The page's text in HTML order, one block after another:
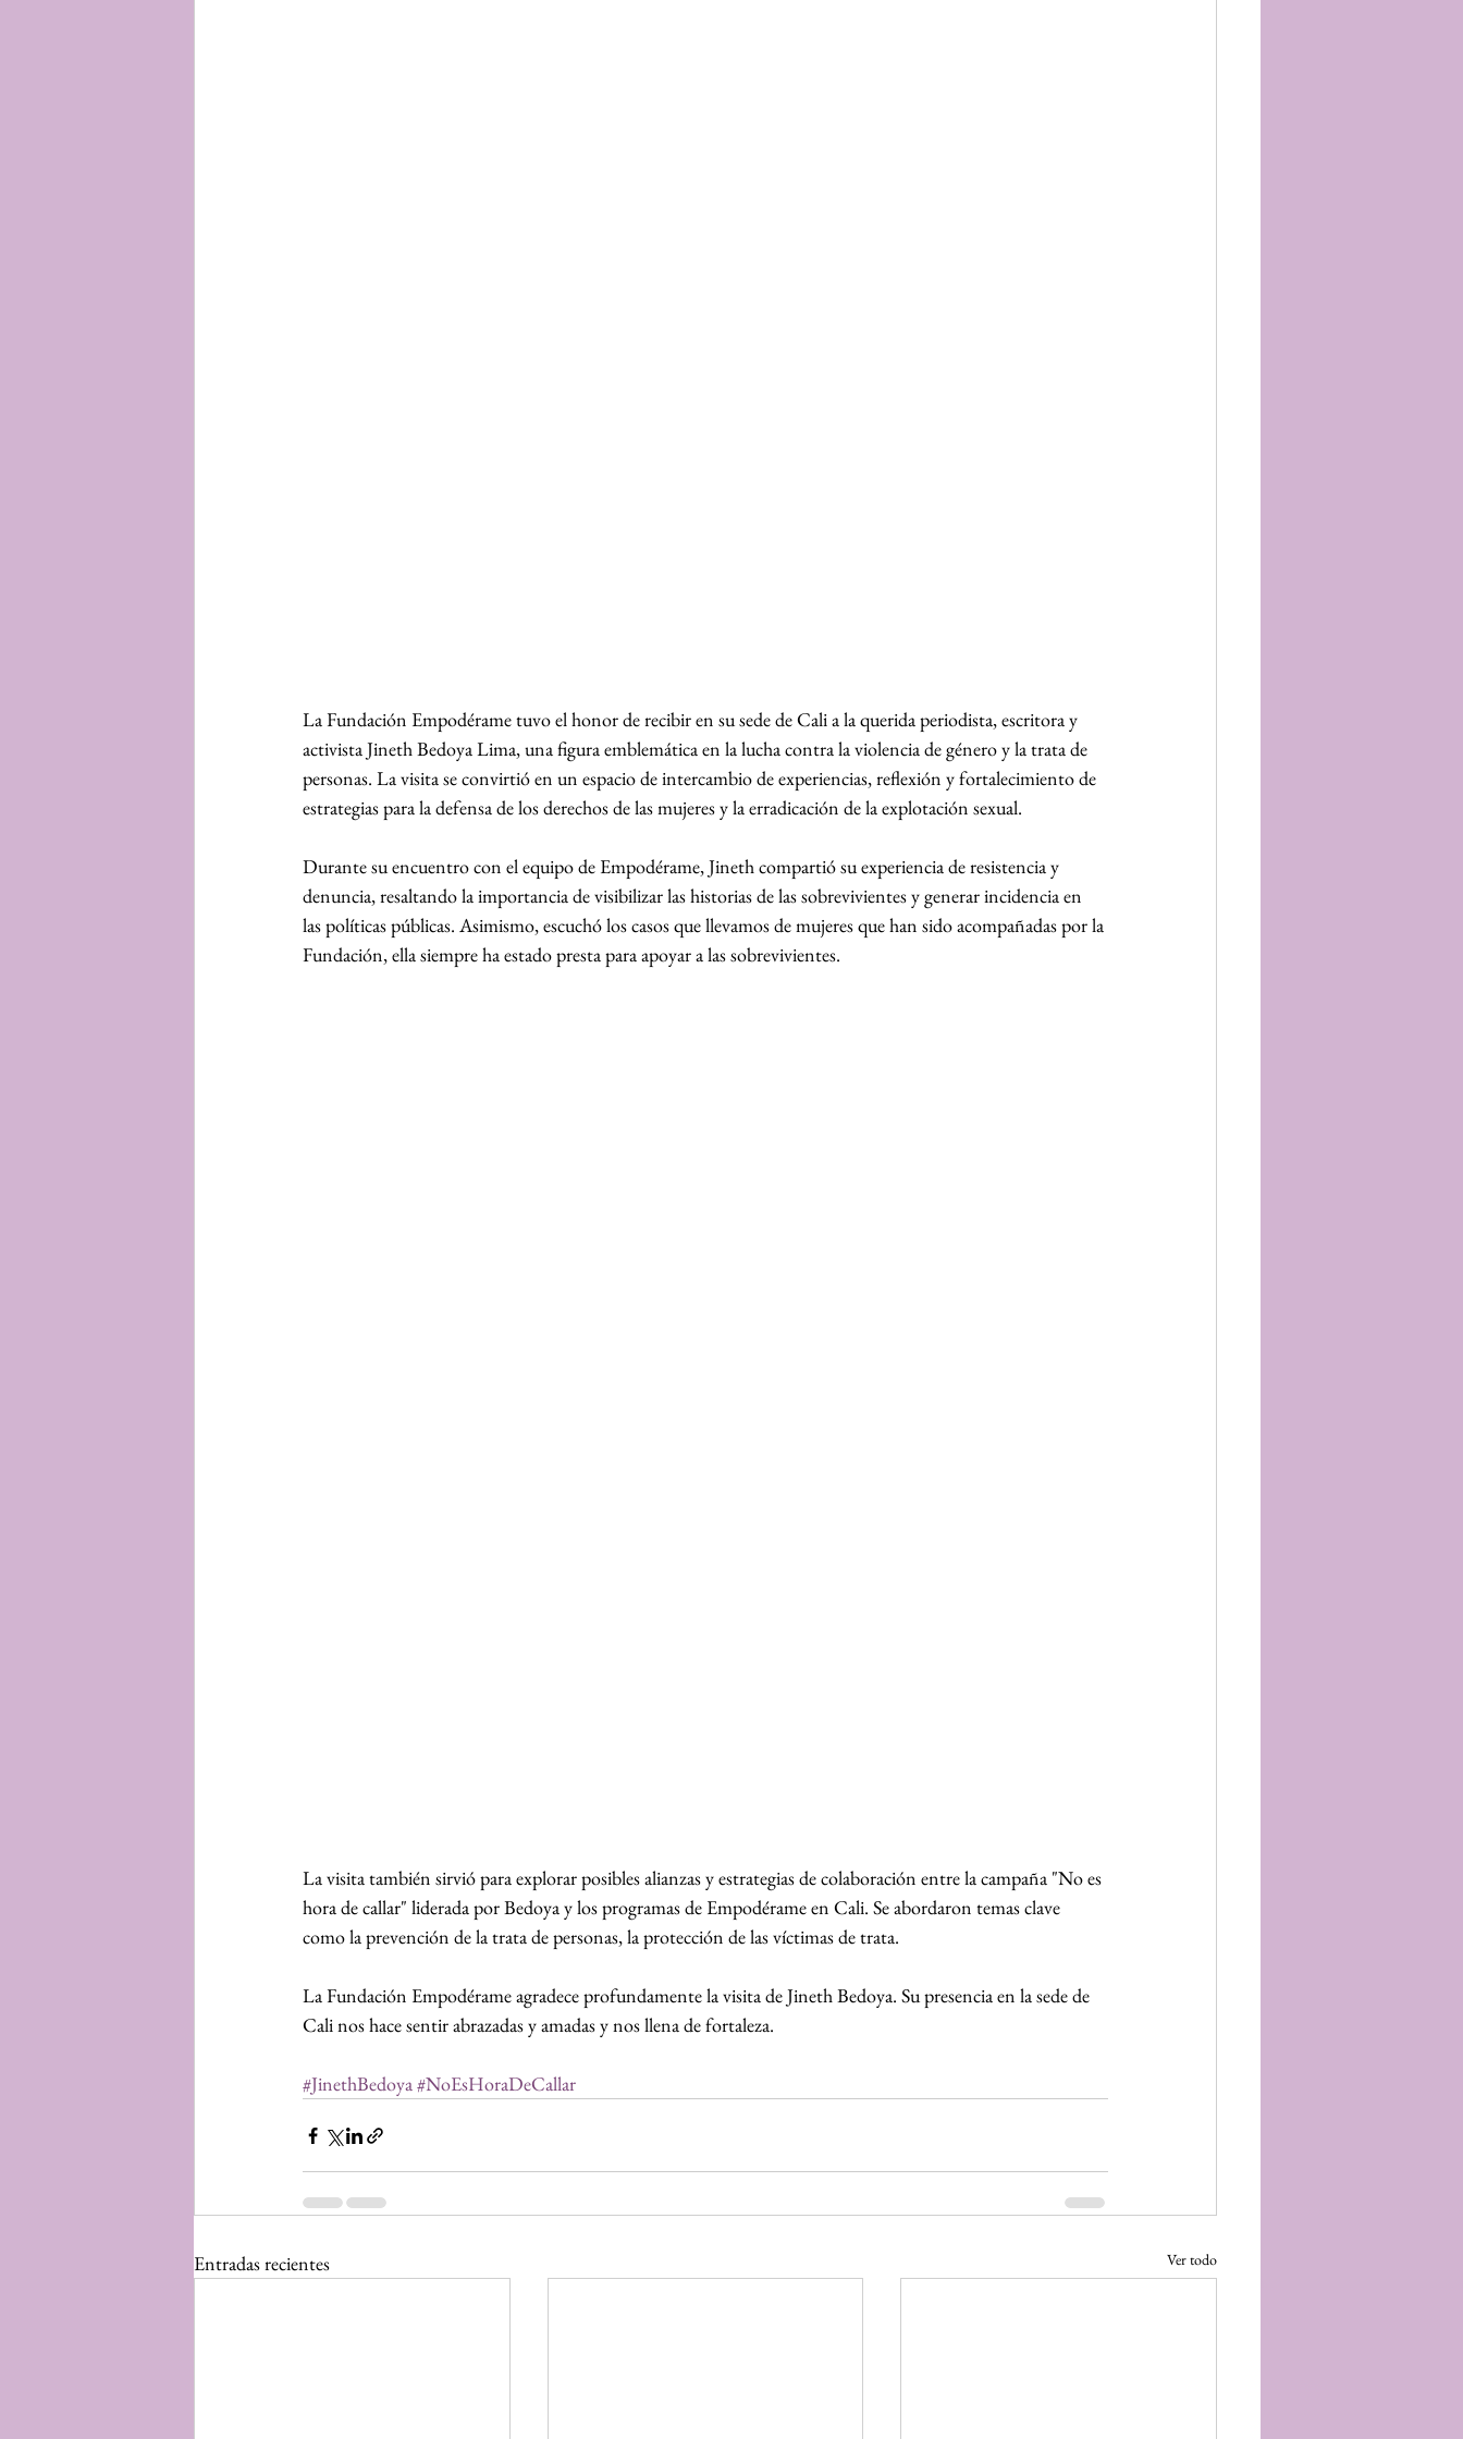
La Fundación Empodérame tuvo el honor de recibir en su sede de Cali a la querida periodista, escritora y
activista Jineth Bedoya Lima, una figura emblemática en la lucha contra la violencia de género y la trata de
personas. La visita se convirtió en un espacio de intercambio de experiencias, reflexión y fortalecimiento de
estrategias para la defensa de los derechos de las mujeres y la erradicación de la explotación sexual.
Durante su encuentro con el equipo de Empodérame, Jineth compartió su experiencia de resistencia y
denuncia, resaltando la importancia de visibilizar las historias de las sobrevivientes y generar incidencia en
las políticas públicas. Asimismo, escuchó los casos que llevamos de mujeres que han sido acompañadas por la
Fundación, ella siempre ha estado presta para apoyar a las sobrevivientes.
La visita también sirvió para explorar posibles alianzas y estrategias de colaboración entre la campaña "No es
hora de callar" liderada por Bedoya y los programas de Empodérame en Cali. Se abordaron temas clave
como la prevención de la trata de personas, la protección de las víctimas de trata.
La Fundación Empodérame agradece profundamente la visita de Jineth Bedoya. Su presencia en la sede de
Cali nos hace sentir abrazadas y amadas y nos llena de fortaleza.
#JinethBedoya#NoEsHoraDeCallar
Entradas recientes Ver todo